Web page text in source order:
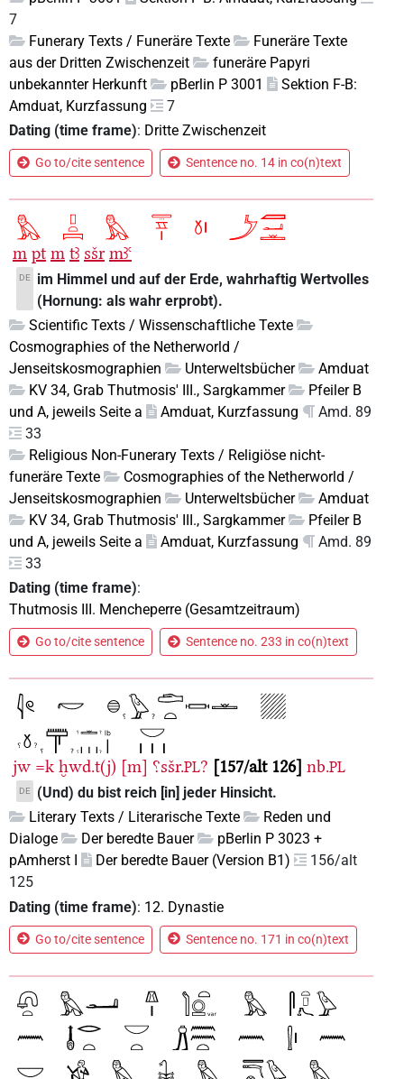
7
Funerary Texts / Funeräre Texte
Funeräre Texte
aus der Dritten Zwischenzeit
funeräre Papyri
unbekannter Herkunft
pBerlin P 3001
Sektion F-B:
Amduat, Kurzfassung
7
Dating (time frame): Dritte Zwischenzeit
Go to/cite sentence Sentence no. 14 in co(n)text
m pt m tꜣ sšr mꜣꜥ
DE
im Himmel und auf der Erde, wahrhaftig Wertvolles
(Hornung: als wahr erprobt).
Scientific Texts / Wissenschaftliche Texte
Cosmographies of the Netherworld /
Jenseitskosmographien
Unterweltsbücher
Amduat
KV 34, Grab Thutmosis' III., Sargkammer
Pfeiler B
und A, jeweils Seite a
Amduat, Kurzfassung
Amd. 89
33
Religious Non-Funerary Texts / Religiöse nicht-
funeräre Texte
Cosmographies of the Netherworld /
Jenseitskosmographien
Unterweltsbücher
Amduat
KV 34, Grab Thutmosis' III., Sargkammer
Pfeiler B
und A, jeweils Seite a
Amduat, Kurzfassung
Amd. 89
33
Dating (time frame):
Thutmosis III. Mencheperre (Gesamtzeitraum)
Go to/cite sentence Sentence no. 233 in co(n)text
jw =k ḫwd.t(j) [m] ⸮sšr.PL? 157/alt 126 nb.PL
DE
(Und) du bist reich [in] jeder Hinsicht.
Literary Texts / Literarische Texte
Reden und
Dialoge
Der beredte Bauer
pBerlin P 3023 +
pAmherst I
Der beredte Bauer (Version B1)
156/alt
125
Dating (time frame): 12. Dynastie
Go to/cite sentence Sentence no. 171 in co(n)text